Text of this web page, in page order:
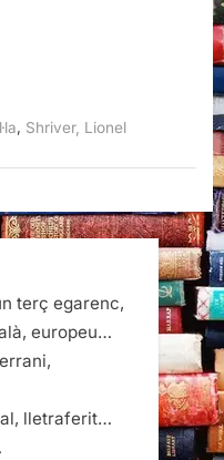
, Shriver, Lionel
terç egarenc,
europeu…
lletraferit…